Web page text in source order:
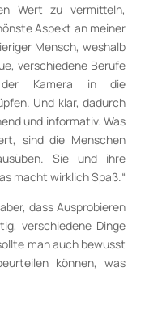
Wert zu vermitteln,
Aspekt an meiner
Mensch, weshalb
verschiedene Berufe
Kamera in die
Und klar, dadurch
und informativ. Was
sind die Menschen
Sie und ihre
macht wirklich Spaß.“
dass Ausprobieren
verschiedene Dinge
man auch bewusst
können, was